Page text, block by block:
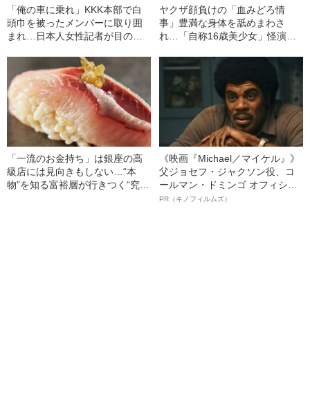
「俺の車に乗れ」KKK本部で白
頭巾を被ったメンバーに取り囲
まれ…日本人女性記者が目の当
ヤクザ顔負けの「血みどろ情
事」豊満な身体を舐めまわさ
れ…「自称16歳美少女」怪演
ぎる“熟れ方”
「一流のお金持ち」は銀座の高
級店には見向きもしない…“本
物”を知る富裕層が行きつく“究極
《映画『Michael／マイケル』》
父ジョセフ・ジャクソン役、コ
ールマン・ドミンゴ オフィシャ
ルインタビュー“観客を魅了した
PR（キノフィルムズ）